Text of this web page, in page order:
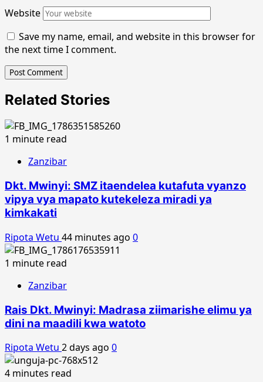
Website
Save my name, email, and website in this browser for
the next time I comment.
Related Stories
1 minute read
Zanzibar
Dkt. Mwinyi: SMZ itaendelea kutafuta vyanzo
vipya vya mapato kutekeleza miradi ya
kimkakati
Ripota Wetu 44 minutes ago 0
1 minute read
Zanzibar
Rais Dkt. Mwinyi: Madrasa ziimarishe elimu ya
dini na maadili kwa watoto
Ripota Wetu 2 days ago 0
4 minutes read